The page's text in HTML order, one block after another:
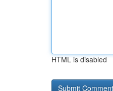
HTML is disabled